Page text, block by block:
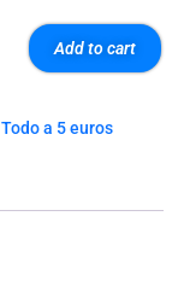
Add to cart
Todo a 5 euros